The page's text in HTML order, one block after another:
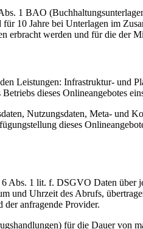
1 BAO
10 Jahre bei Unterlagen im
erbracht werden und für die der
Leistungen: Infrastruktur- und
dieses Onlineangebotes
Nutzungsdaten, Meta- und
dieses
Abs. 1 lit. f. DSGVO Daten
und Uhrzeit des Abrufs,
der anfragende Provider.
für die Dauer von